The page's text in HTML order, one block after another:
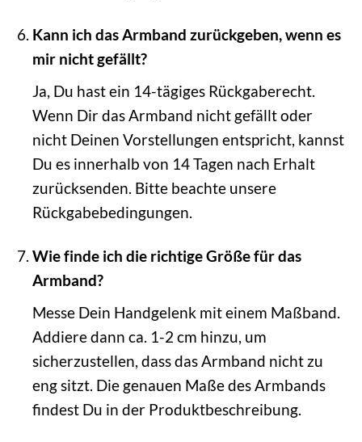
Kann ich das Armband zurückgeben, wenn es
mir nicht gefällt?
Ja, Du hast ein 14-tägiges Rückgaberecht.
Wenn Dir das Armband nicht gefällt oder
nicht Deinen Vorstellungen entspricht, kannst
Du es innerhalb von 14 Tagen nach Erhalt
zurücksenden. Bitte beachte unsere
Rückgabebedingungen.
Wie finde ich die richtige Größe für das
Armband?
Messe Dein Handgelenk mit einem Maßband.
Addiere dann ca. 1-2 cm hinzu, um
sicherzustellen, dass das Armband nicht zu
eng sitzt. Die genauen Maße des Armbands
findest Du in der Produktbeschreibung.